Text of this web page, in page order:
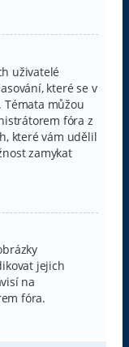
uživatelé
které se v
Témata můžou
fóra z
které vám udělil
zamykat
jejich
na
fóra.